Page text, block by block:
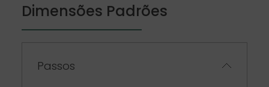
Dimensões Padrões
Passos